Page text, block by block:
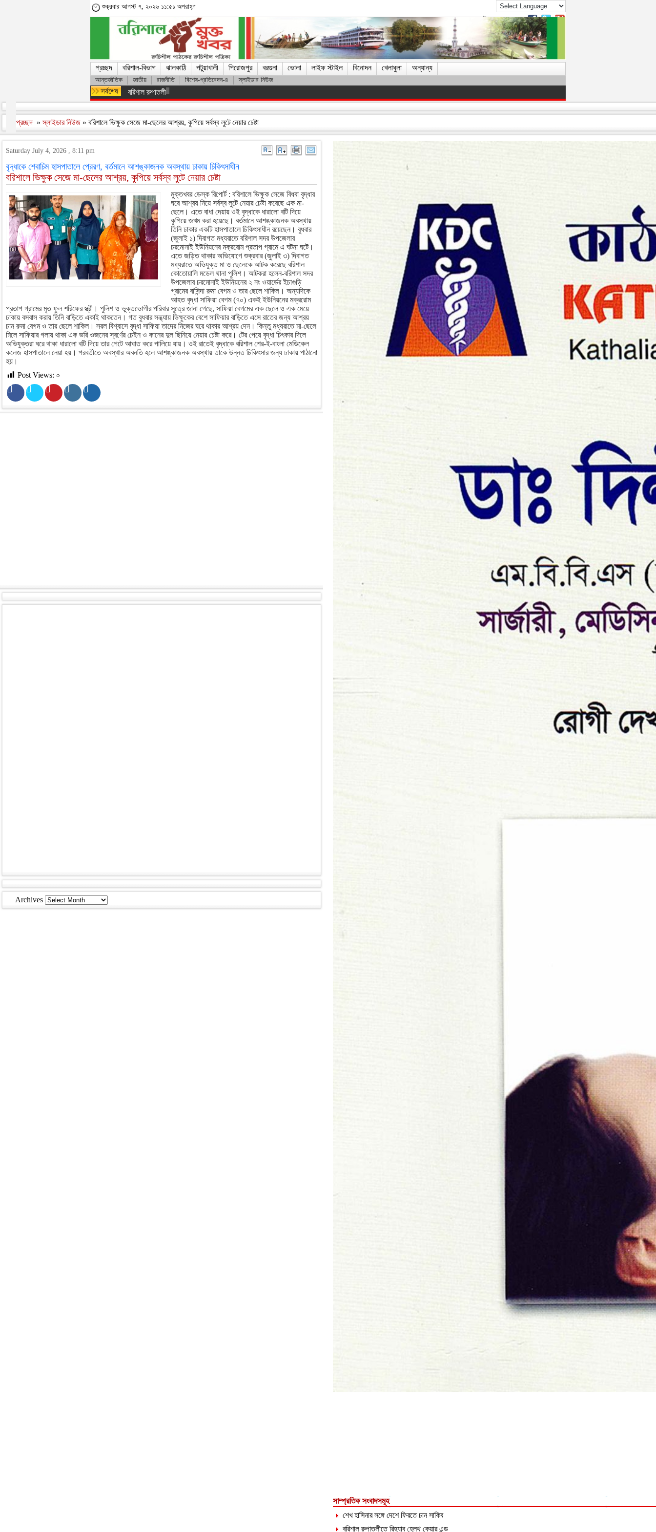
শুক্রবার আগস্ট ৭, ২০২৬ ১১:৫১ অপরাহ্ণ
প্রচ্ছদ বরিশাল-বিভাগ ঝালকাঠি পটুয়াখালী পিরোজপুর বরগুনা ভোলা লাইফ স্টাইল বিনোদন খেলাধুলা অন্যান্য
আন্তর্জাতিক জাতীয় রাজনীতি বিশেষ-প্রতিবেদন-৪ স্লাইডার নিউজ
বরিশাল রুপাতলীতে রিহ্যাব হেলথ কেয়ার এন্ড নার্সিং হোম’র শুভ উদ্বোধন
প্রচ্ছদ »স্লাইডার নিউজ » বরিশালে ভিক্ষুক সেজে মা-ছেলের আশ্রয়, কুপিয়ে সর্বস্ব লুটে নেয়ার চেষ্টা
Saturday July 4, 2026 , 8:11 pm
বৃদ্ধাকে শেবাচিম হাসপাতালে প্রেরণ, বর্তমানে আশঙ্কাজনক অবস্থায় ঢাকায় চিকিৎসাধীন
বরিশালে ভিক্ষুক সেজে মা-ছেলের আশ্রয়, কুপিয়ে সর্বস্ব লুটে নেয়ার চেষ্টা
মুক্তখবর ডেস্ক রিপোর্ট : বরিশালে ভিক্ষুক সেজে বিধবা বৃদ্ধার
ঘরে আশ্র‍য় নিয়ে সর্বস্ব লুটে নেয়ার চেষ্টা করেছে এক মা-
ছেলে। এতে বাধা দেয়ায় ওই বৃদ্ধাকে ধারালো বটি দিয়ে
কুপিয়ে জখম করা হয়েছে। বর্তমানে আশঙ্কাজনক অবস্থায়
তিনি ঢাকার একটি হাসপাতালে চিকিৎসাধীন রয়েছেন। বুধবার
(জুলাই ১) দিবাগত মধ্যরাতে বরিশাল সদর উপজেলার
চরমোনাই ইউনিয়নের মক্ররোম প্রতাপ গ্রামে এ ঘটনা ঘটে।
এতে জড়িত থাকার অভিযোগে শুক্রবার (জুলাই ৩) দিবাগত
মধ্যরাতে অভিযুক্ত মা ও ছেলেকে আটক করেছে বরিশাল
কোতোয়ালি মডেল থানা পুলিশ। আটকরা হলেন-বরিশাল সদর
উপজেলার চরমোনাই ইউনিয়নের ২ নং ওয়ার্ডের ইচাগুড়ি
গ্রামের বাসিন্দা রুমা বেগম ও তার ছেলে শাকিল। অন্যদিকে
আহত বৃদ্ধা সাফিয়া বেগম (৭০) একই ইউনিয়নের মক্ররোম
প্রতাপ গ্রামের মৃত ফুল শরিফের স্ত্রী। পুলিশ ও ভুক্তভোগীর পরিবার সূত্রে জানা গেছে, সাফিয়া বেগমের এক ছেলে ও এক মেয়ে
ঢাকায় বসবাস করায় তিনি বাড়িতে একাই থাকতেন। গত বুধবার সন্ধ্যায় ভিক্ষুকের বেশে সাফিয়ার বাড়িতে এসে রাতের জন্য আশ্রয়
চান রুমা বেগম ও তার ছেলে শাকিল। সরল বিশ্বাসে বৃদ্ধা সাফিয়া তাদের নিজের ঘরে থাকার আশ্রয় দেন। কিন্তু মধ্যরাতে মা-ছেলে
মিলে সাফিয়ার গলায় থাকা এক ভরি ওজনের স্বর্ণের চেইন ও কানের দুল ছিনিয়ে নেয়ার চেষ্টা করে। টের পেয়ে বৃদ্ধা চিৎকার দিলে
অভিযুক্তরা ঘরে থাকা ধারালো বটি দিয়ে তার পেটে আঘাত করে পালিয়ে যায়। ওই রাতেই বৃদ্ধাকে বরিশাল শের-ই-বাংলা মেডিকেল
কলেজ হাসপাতালে নেয়া হয়। পরবর্তীতে অবস্থার অবনতি হলে আশঙ্কাজনক অবস্থায় তাকে উন্নত চিকিৎসার জন্য ঢাকায় পাঠানো
হয়।
Post Views: ০
Archives Archives
সাম্প্রতিক সংবাদসমূহ
শেখ হাসিনার সঙ্গে দেশে ফিরতে চান সাকিব
বরিশাল রুপাতলীতে রিহ্যাব হেলথ কেয়ার এন্ড